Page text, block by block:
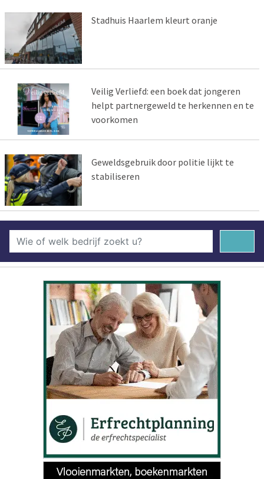
Stadhuis Haarlem kleurt oranje
Veilig Verliefd: een boek dat jongeren
helpt partnergeweld te herkennen en te
voorkomen
Geweldsgebruik door politie lijkt te
stabiliseren